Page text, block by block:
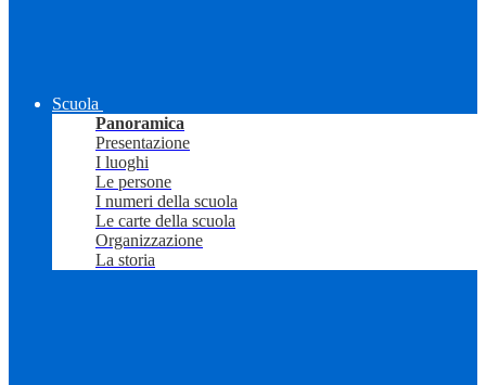
Scuola
Panoramica
Presentazione
I luoghi
Le persone
I numeri della scuola
Le carte della scuola
Organizzazione
La storia